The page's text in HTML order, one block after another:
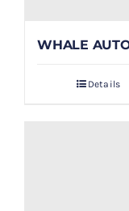
WHALE
Details